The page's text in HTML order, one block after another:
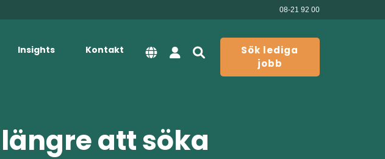
08-21 92 00
Insights Kontakt
Sök lediga
jobb
att söka